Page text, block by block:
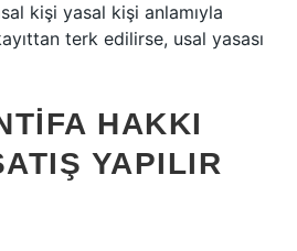
kişi yasal kişi anlamıyla
terk edilirse, usal yasası
HAKKI
YAPILIR